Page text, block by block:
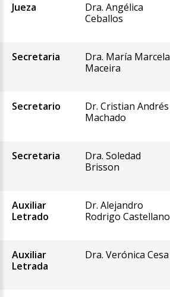
Jueza
Dra. Angélica
Ceballos
Secretaria
Dra. María Marcela
Maceira
Secretario
Dr. Cristian Andrés
Machado
Secretaria
Dra. Soledad
Brisson
Auxiliar
Letrado
Dr. Alejandro
Rodrigo Castellano
Auxiliar
Letrada
Dra. Verónica Cesa